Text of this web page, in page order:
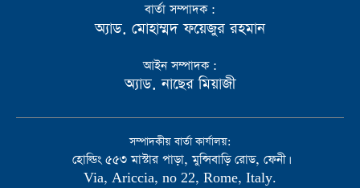
বার্তা সম্পাদক :
অ্যাড. মোহাম্মদ ফয়েজুর রহমান
আইন সম্পাদক :
অ্যাড. নাছের মিয়াজী
সম্পাদকীয় বার্তা কার্যালয়:
হোল্ডিং ৫৫৩ মাস্টার পাড়া, মুন্সিবাড়ি রোড, ফেনী।
Via, Ariccia, no 22, Rome, Italy.